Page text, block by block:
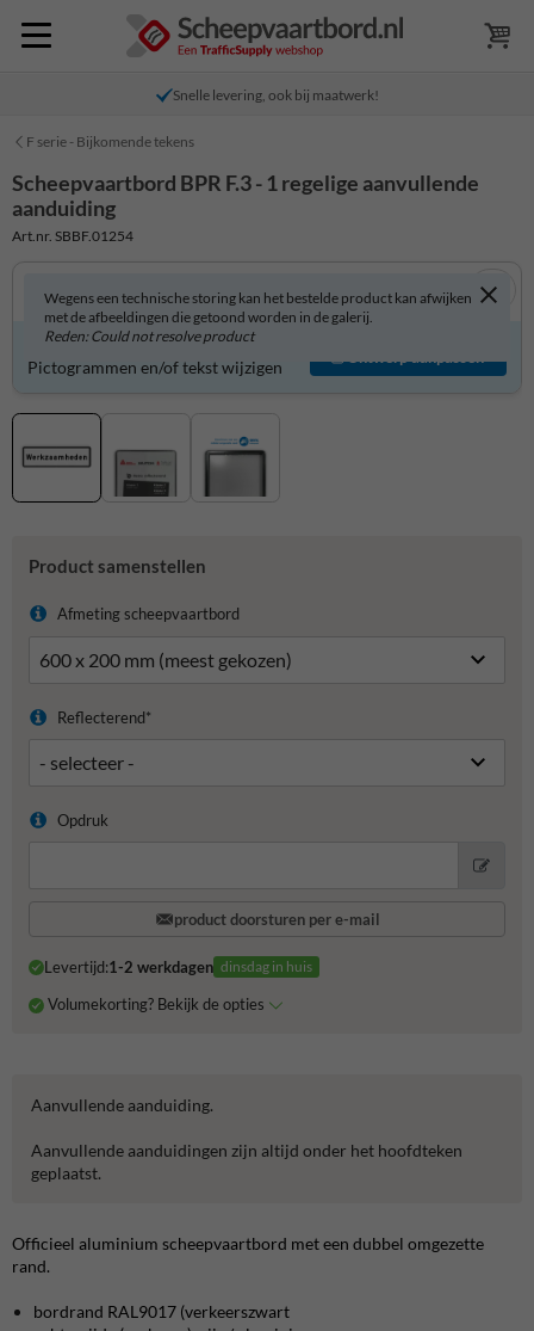
Snelle levering, ook bij maatwerk!
F serie - Bijkomende tekens
Scheepvaartbord BPR F.3 - 1 regelige aanvullende
aanduiding
Art.nr. SBBF.01254
Wegens een technische storing kan het bestelde product kan afwijken
met de afbeeldingen die getoond worden in de galerij.
Reden: Could not resolve product
Scheepvaartbord zelf aanpassen?
Pictogrammen en/of tekst wijzigen
Ontwerp aanpassen
Product samenstellen
Afmeting scheepvaartbord
Reflecterend*
Opdruk
product doorsturen per e-mail
Levertijd:1-2 werkdagen dinsdag in huis
Volumekorting? Bekijk de opties
Aanvullende aanduiding.
Aanvullende aanduidingen zijn altijd onder het hoofdteken
geplaatst.
Officieel aluminium scheepvaartbord met een dubbel omgezette
rand.
bordrand RAL9017 (verkeerszwart